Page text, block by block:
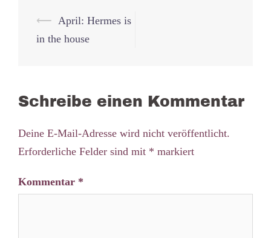
Beitrags-
Navigation
⟵ April: Hermes is
in the house
Schreibe einen Kommentar
Deine E-Mail-Adresse wird nicht veröffentlicht.
Erforderliche Felder sind mit * markiert
Kommentar *